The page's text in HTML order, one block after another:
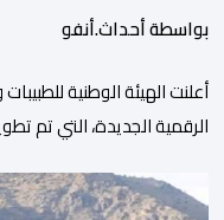
بواسطة أحداث.أنفو
أعلنت الهيئة الوطنية
الرقمية الجديدة، التي تم
والمجالس الجهوية للهيئة